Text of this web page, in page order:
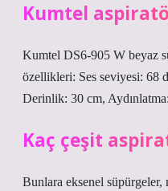
Kumtel
Kumtel DS6-905 W beyaz
özellikleri: Ses seviyesi: 68
Derinlik: 30 cm, Aydınlatma:
Kaç çeşit
Bunlara eksenel